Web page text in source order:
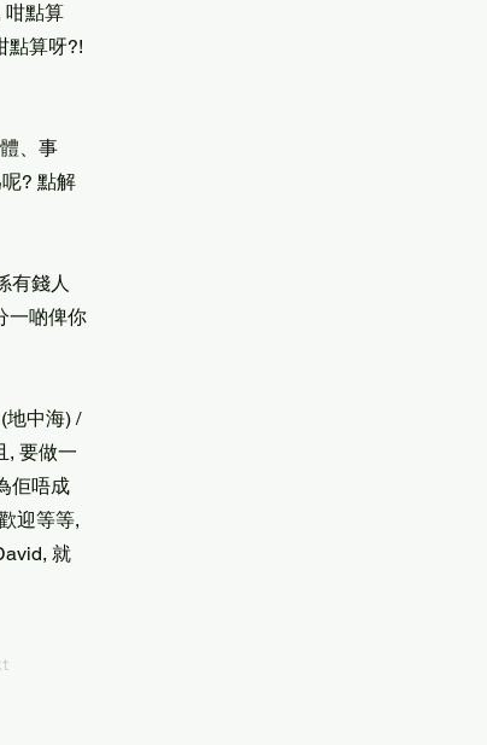
咁點算
點算呀?!
、事
? 點解
有錢人
一啲俾你
地中海) /
, 要做一
佢唔成
迎等等,
就